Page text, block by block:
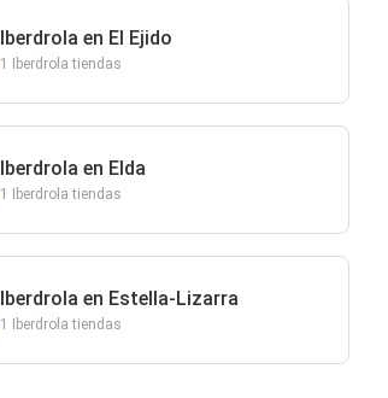
Iberdrola en El Ejido
1 Iberdrola tiendas
Iberdrola en Elda
1 Iberdrola tiendas
Iberdrola en Estella-Lizarra
1 Iberdrola tiendas